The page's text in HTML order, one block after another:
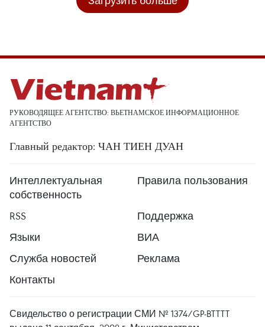
РУКОВОДЯЩЕЕ АГЕНТСТВО: ВЬЕТНАМСКОЕ ИНФОРМАЦИОННОЕ
АГЕНТСТВО
Главный редактор: ЧАН ТИЕН ДУАН
Интеллектуальная
собственность
Правила пользования
RSS
Поддержка
Языки
ВИА
Служба новостей
Реклама
Контакты
Свидельство о регистрации СМИ № 1374/GP-BTTTT